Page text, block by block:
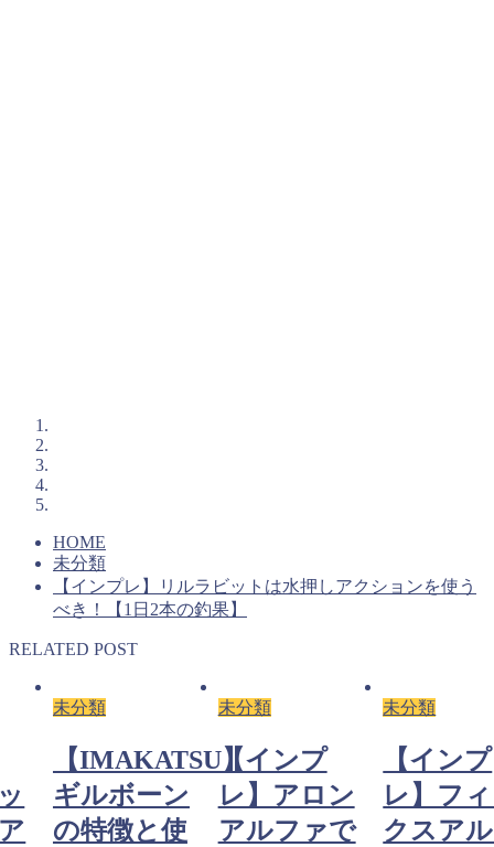
HOME
未分類
【インプレ】リルラビットは水押しアクションを使う
べき！【1日2本の釣果】
RELATED POST
未分類
【IMAKATSU】
ギルボーン
の特徴と使
未分類
【インプ
レ】アロン
アルファで
未分類
【インプ
レ】フ
クスア